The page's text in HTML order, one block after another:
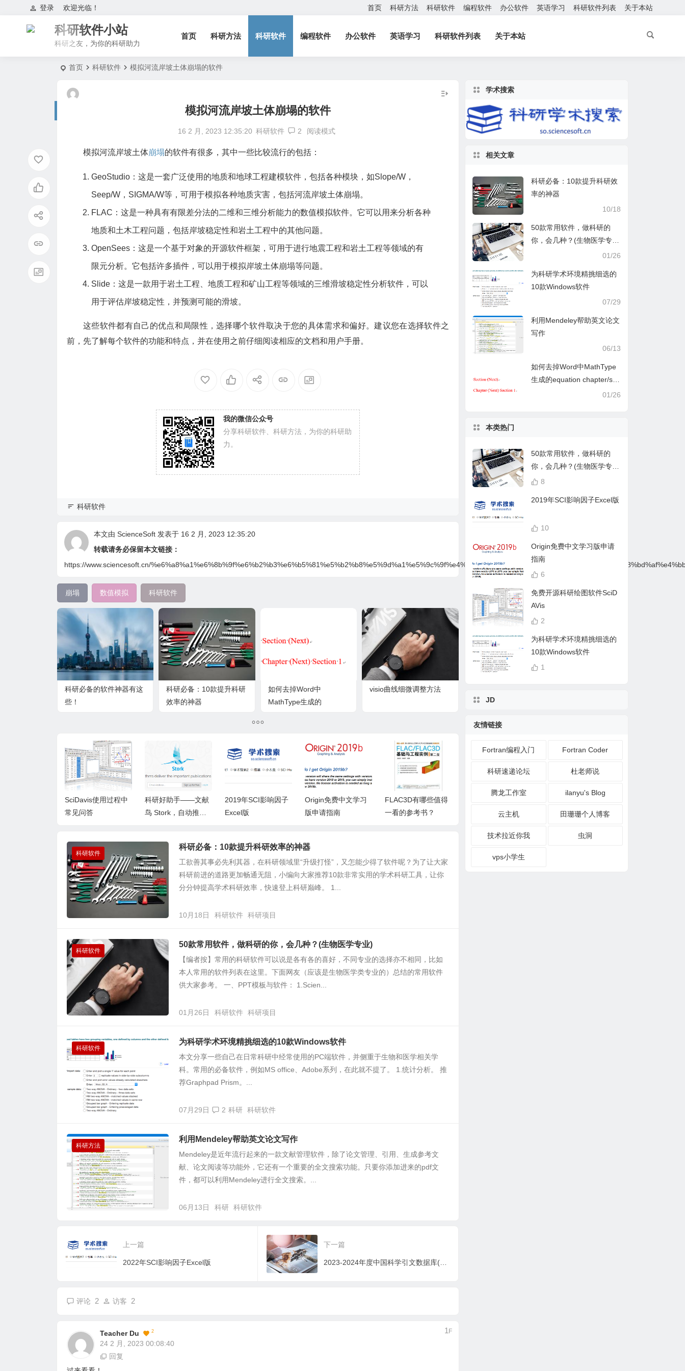
欢迎光临！
登录 首页 科研方法 科研软件 编程软件 办公软件 英语学习 科研软件列表 关于本站
科研软件小站
科研之友，为你的科研助力
首页 科研方法 科研软件 编程软件 办公软件 英语学习 科研软件列表 关于本站
首页 科研软件 模拟河流岸坡土体崩塌的软件
模拟河流岸坡土体崩塌的软件
16 2 月, 2023 12:35:20 科研软件 2 阅读模式
模拟河流岸坡土体崩塌的软件有很多，其中一些比较流行的包括：
GeoStudio：这是一套广泛使用的地质和地球工程建模软件，包括各种模块，如Slope/W，
Seep/W，SIGMA/W等，可用于模拟各种地质灾害，包括河流岸坡土体崩塌。
FLAC：这是一种具有有限差分法的二维和三维分析能力的数值模拟软件。它可以用来分析各种
地质和土木工程问题，包括岸坡稳定性和岩土工程中的其他问题。
OpenSees：这是一个基于对象的开源软件框架，可用于进行地震工程和岩土工程等领域的有
限元分析。它包括许多插件，可以用于模拟岸坡土体崩塌等问题。
Slide：这是一款用于岩土工程、地质工程和矿山工程等领域的三维滑坡稳定性分析软件，可以
用于评估岸坡稳定性，并预测可能的滑坡。
这些软件都有自己的优点和局限性，选择哪个软件取决于您的具体需求和偏好。建议您在选择软件之
前，先了解每个软件的功能和特点，并在使用之前仔细阅读相应的文档和用户手册。
我的微信公众号
分享科研软件、科研方法，为你的科研助
力。
科研软件
本文由 ScienceSoft 发表于 16 2 月, 2023 12:35:20
转载请务必保留本文链接：
https://www.sciencesoft.cn/
崩塌 数值模拟 科研软件
科研必备的软件神器有这
些！
科研必备：10款提升科研
效率的神器
如何去掉Word中
MathType生成的
visio曲线细微调整方法
SciDavis使用过程中
常见问答
科研好助手——文献
鸟 Stork，自动推送
2019年SCI影响因子
Excel版
Origin免费中文学习
版申请指南
FLAC3D有哪些值得
一看的参考书？
ge浏览器看pdf挺好
科研软件
科研必备：10款提升科研效率的神器
工欲善其事必先利其器，在科研领域里“升级打怪”，又怎能少得了软件呢？为了让大家
科研前进的道路更加畅通无阻，小编向大家推荐10款非常实用的学术科研工具，让你
分分钟提高学术科研效率，快速登上科研巅峰。 1...
10月18日 科研软件 科研项目
科研软件
50款常用软件，做科研的你，会几种？(生物医学专业)
【编者按】常用的科研软件可以说是各有各的喜好，不同专业的选择亦不相同，比如
本人常用的软件列表在这里。下面网友（应该是生物医学类专业的）总结的常用软件
供大家参考。 一、PPT模板与软件： 1.Scien...
01月26日 科研软件 科研项目
科研软件
为科研学术环境精挑细选的10款Windows软件
本文分享一些自己在日常科研中经常使用的PC端软件，并侧重于生物和医学相关学
科。常用的必备软件，例如MS office、Adobe系列，在此就不提了。 1.统计分析。 推
荐Graphpad Prism。...
07月29日 2 科研 科研软件
科研方法
利用Mendeley帮助英文论文写作
Mendeley是近年流行起来的一款文献管理软件，除了论文管理、引用、生成参考文
献、论文阅读等功能外，它还有一个重要的全文搜索功能。只要你添加进来的pdf文
件，都可以利用Mendeley进行全文搜索。...
06月13日 科研 科研软件
上一篇
2022年SCI影响因子Excel版
下一篇
2023-2024年度中国科学引文数据库(CSCD)来源期刊列表
评论 2 访客 2
Teacher Du 2
24 2 月, 2023 00:08:40
1F
回复
学术搜索
相关文章
科研必备：10款提升科研效
率的神器
10/18
50款常用软件，做科研的
你，会几种？(生物医学专
01/26
为科研学术环境精挑细选的
10款Windows软件
07/29
利用Mendeley帮助英文论文
写作
06/13
如何去掉Word中MathType
生成的equation chapter/sec
01/26
本类热门
50款常用软件，做科研的
你，会几种？(生物医学专
业) 8
2019年SCI影响因子Excel版
10
Origin免费中文学习版申请
指南
6
免费开源科研绘图软件SciD
AVis
2
为科研学术环境精挑细选的
10款Windows软件
1
JD
友情链接
Fortran编程入门 Fortran Coder
科研速递论坛 杜老师说
腾龙工作室 ilanyu's Blog
云主机 田珊珊个人博客
技术拉近你我 虫洞
vps小学生